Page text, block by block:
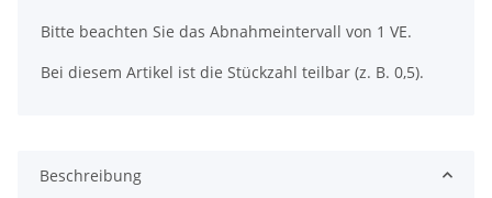
Bitte beachten Sie das Abnahmeintervall von 1 VE.
Bei diesem Artikel ist die Stückzahl teilbar (z. B. 0,5).
Beschreibung